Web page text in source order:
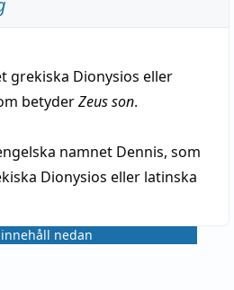
grekiska Dionysios eller
betyderZeus son.
namnet Dennis, som
Dionysios eller latinska
nedan